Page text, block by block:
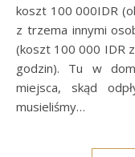
koszt 100 000IDR
z trzema innymi
(koszt 100 000 IDR
godzin). Tu w
miejsca, skąd
musieliśmy…